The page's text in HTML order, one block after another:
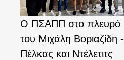
Ο ΠΣΑΠΠ στο πλευρό
του Μιχάλη Βοριαζίδη -
Πέλκας και Ντέλετιτς